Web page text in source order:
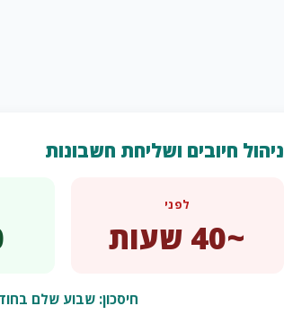
ניהול חיובים ושליחת חשבונות
לפני
~40 שעות
חיסכון: שבוע שלם